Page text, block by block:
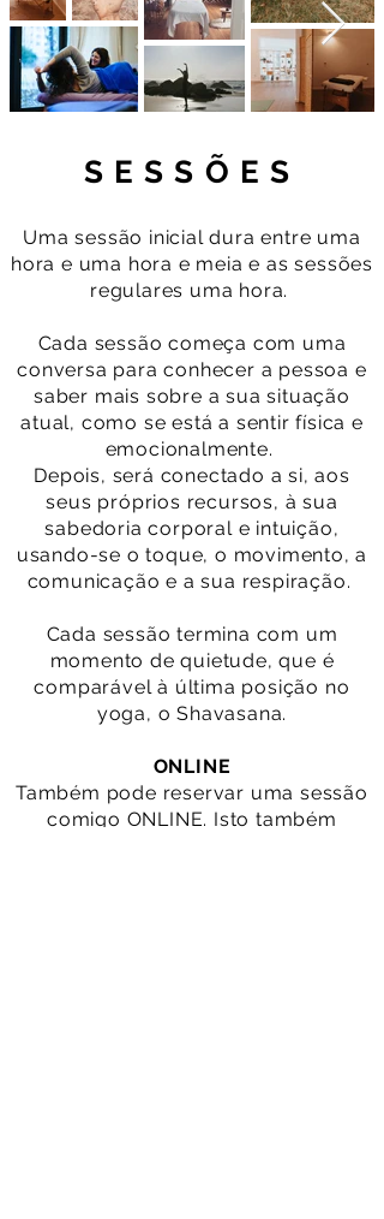
SESSÕES
Uma sessão inicial dura entre uma
hora e uma hora e meia e as sessões
regulares uma hora.
Cada sessão começa com uma
conversa para conhecer a pessoa e
saber mais sobre a sua situação
atual, como se está a sentir física e
emocionalmente.
Depois, será conectado a si, aos
seus próprios recursos, à sua
sabedoria corporal e intuição,
usando-se o toque, o movimento, a
comunicação e a sua respiração.
Cada sessão termina com um
momento de quietude, que é
comparável à última posição no
yoga, o Shavasana.
ONLINE
Também pode reservar uma sessão
comigo ONLINE. Isto também